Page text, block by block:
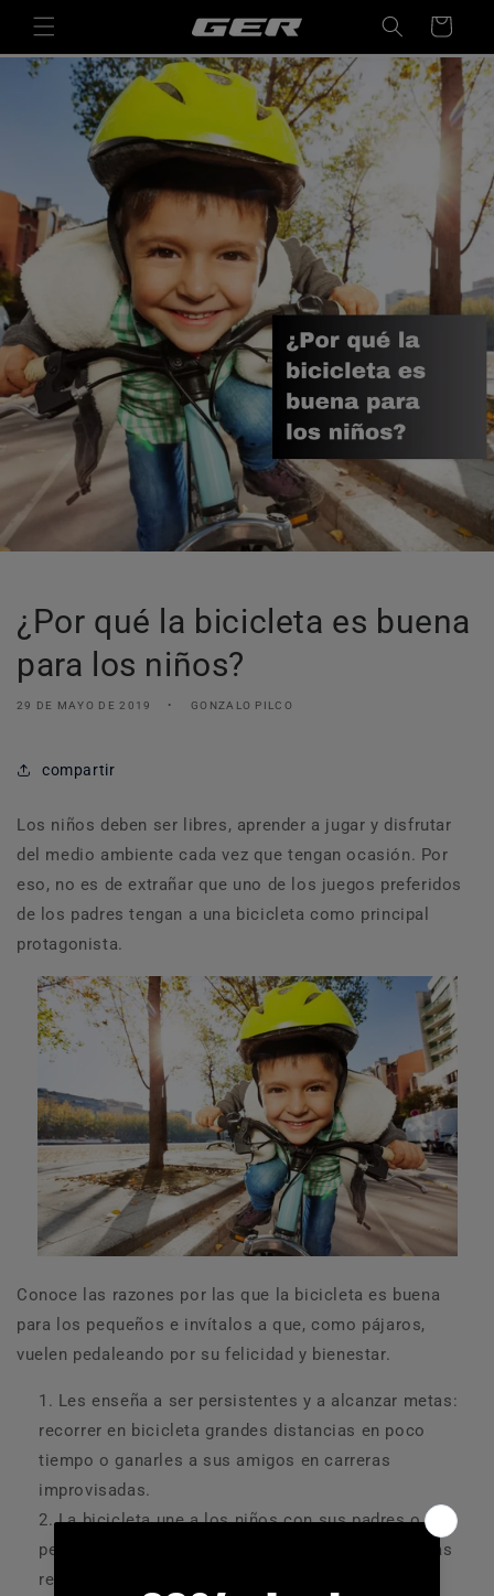
directamente
Carrito
¿Por qué la bicicleta es buena
para los niños?
29 DE MAYO DE 2019 GONZALO PILCO
compartir
Los niños deben ser libres, aprender a jugar y disfrutar
del medio ambiente cada vez que tengan ocasión. Por
eso, no es de extrañar que uno de los juegos preferidos
de los padres tengan a una bicicleta como principal
protagonista.
Conoce las razones por las que la bicicleta es buena
para los pequeños e invítalos a que, como pájaros,
vuelen pedaleando por su felicidad y bienestar.
Les enseña a ser persistentes y a alcanzar metas:
recorrer en bicicleta grandes distancias en poco
tiempo o ganarles a sus amigos en carreras
improvisadas.
La bicicleta une a los niños con sus padres o
personas de su edad, fomenta la socialización y las
relaciones de confianza, la conversación y el